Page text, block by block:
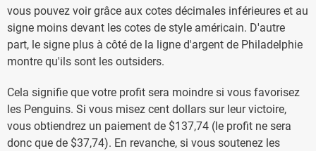
vous pouvez voir grâce aux cotes décimales inférieures et au
signe moins devant les cotes de style américain. D'autre
part, le signe plus à côté de la ligne d'argent de Philadelphie
montre qu'ils sont les outsiders.
Cela signifie que votre profit sera moindre si vous favorisez
les Penguins. Si vous misez cent dollars sur leur victoire,
vous obtiendrez un paiement de $137,74 (le profit ne sera
donc que de $37,74). En revanche, si vous soutenez les